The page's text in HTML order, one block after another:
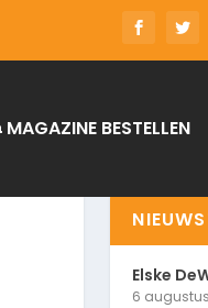
MAGAZINE BESTELLEN
Elske
6